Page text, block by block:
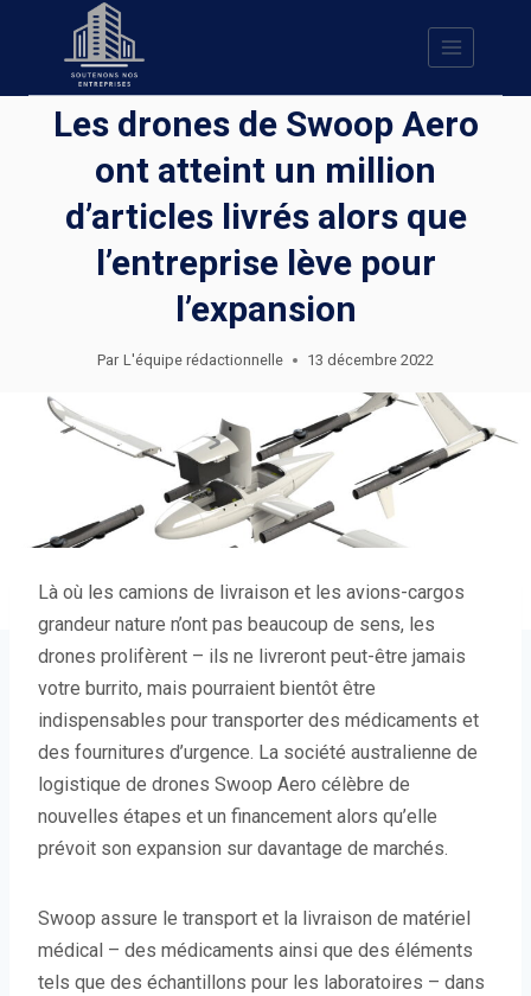
Les drones de Swoop Aero
ont atteint un million
d’articles livrés alors que
l’entreprise lève pour
l’expansion
Par L'équipe rédactionnelle 13 décembre 2022
Là où les camions de livraison et les avions-cargos
grandeur nature n’ont pas beaucoup de sens, les
drones prolifèrent – ils ne livreront peut-être jamais
votre burrito, mais pourraient bientôt être
indispensables pour transporter des médicaments et
des fournitures d’urgence. La société australienne de
logistique de drones Swoop Aero célèbre de
nouvelles étapes et un financement alors qu’elle
prévoit son expansion sur davantage de marchés.
Swoop assure le transport et la livraison de matériel
médical – des médicaments ainsi que des éléments
tels que des échantillons pour les laboratoires – dans